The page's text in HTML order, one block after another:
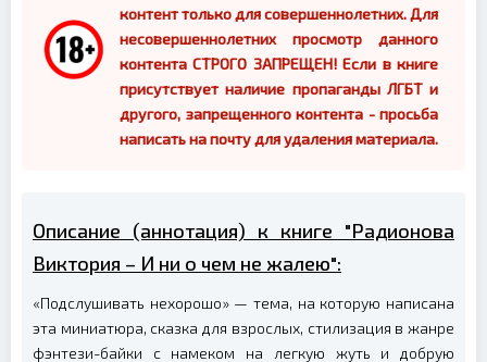
контент только для совершеннолетних. Для
несовершеннолетних просмотр данного
контента СТРОГО ЗАПРЕЩЕН! Если в книге
присутствует наличие пропаганды ЛГБТ и
другого, запрещенного контента - просьба
написать на почту для удаления материала.
Описание (аннотация) к книге "Радионова
Виктория – И ни о чем не жалею":
«Подслушивать нехорошо» — тема, на которую написана
эта миниатюра, сказка для взрослых, стилизация в жанре
фэнтези-байки с намеком на легкую жуть и добрую